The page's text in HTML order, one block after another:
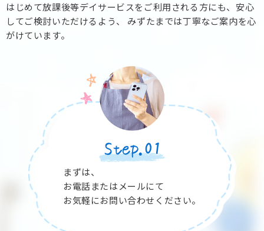
はじめて放課後等デイサービスをご利用される方にも、安心
してご検討いただけるよう、
みずたまでは丁寧なご案内を心
がけています。
まずは、
お電話またはメールにて
お気軽にお問い合わせください。